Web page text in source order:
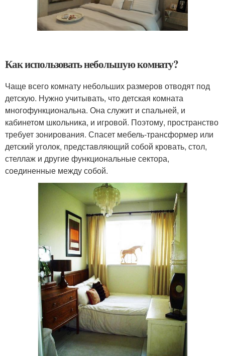
Как использовать небольшую комнату?
Чаще всего комнату небольших размеров отводят под
детскую. Нужно учитывать, что детская комната
многофункциональна. Она служит и спальней, и
кабинетом школьника, и игровой. Поэтому, пространство
требует зонирования. Спасет мебель-трансформер или
детский уголок, представляющий собой кровать, стол,
стеллаж и другие функциональные сектора,
соединенные между собой.